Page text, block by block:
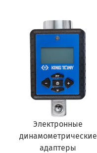
Электронные
динамометрические
адаптеры